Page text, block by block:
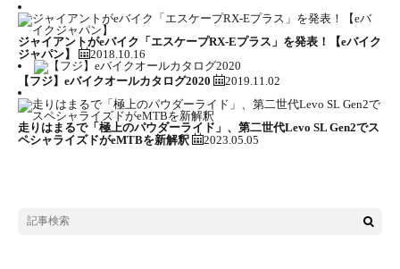
外装8段変速機付電動アシスト自転車
価格： 23万8000円（税抜）
カラー：
〔Men’s〕マットブラック、ポセイドンブルー
〔Ladies’〕オーロラメタリック、ブラスサテン、コズミックグレー
材質（フレーム、フォーク）：アルミニウム（6061-T6）
フラット・フット・テクノロジー（特許）
電動ユニット： BOSCH Active Line plus GEN3
［定格出力：250W、最大トルク：50Nm、定格電圧：36V］
バッテリー： BOSCH PowerPack 300
［容量：8.2Ah、電力量：約300Wh、重量：2.5kg］
リアディレイラー： SHIMANO TOURNEY 8スピード
ブレーキ： メカニカルディスクブレーキ（前／後）
ジャイアントがeバイク「エスケープRX-Eプラス」を発表！【eバイク
ジャパン】
2018.10.16
【フジ】eバイクオールカタログ2020 2019.11.02
走りはまるで「極上のパウダーライド」、第二世代Levo SL Gen2でス
ペシャライズドがeMTBを新解釈
2023.05.05